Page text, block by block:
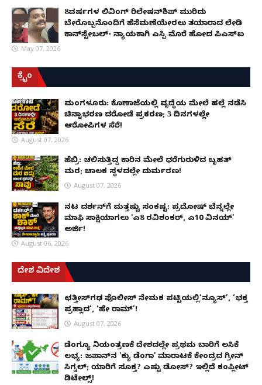
8ವರ್ಷಗಳ ಲಿವಿಂಗ್‌ ರಿಲೇಷನ್‌ಶಿಪ್ ಮುರಿದು
ಬೇರೊಬ್ಬನೊಂದಿಗೆ ಹೆಸೆಮಣೆಯೇರಲು ತಯಾರಾದ ಲೇಡಿ
ಕಾನ್‌ಸ್ಟೇಬಲ್- ನ್ಯಾಯಕ್ಕಾಗಿ ಎಸ್ಪಿ ಮೊರೆ ಹೋದ ಪಿಎಸ್ಐ
May 07, 2026
ಕ್ರೈಂ
ಮಂಗಳೂರು: ಕೊಣಾಜೆಯಲ್ಲಿ ವೃದ್ಧೆಯ ಮೇಲೆ ಹಲ್ಲೆ ನಡೆಸಿ
ಚಿನ್ನಾಭರಣ ದರೋಡೆ ಪ್ರಕರಣ; 3 ದಿನಗಳಲ್ಲೇ
ಆರೋಪಿಗಳ ಸೆರೆ!
August 07, 2026
ಹೆಬ್ರಿ: ಚಲಿಸುತ್ತಿದ್ದ ಕಾರಿನ ಮೇಲೆ ಧರೆಗುರುಳಿದ ಬೃಹತ್
ಮರ; ಚಾಲಕ ಸ್ಥಳದಲ್ಲೇ ದುರ್ಮರಣ!
August 07, 2026
ನಟ ದರ್ಶನ್‌ಗೆ ಮತ್ತಷ್ಟು ಸಂಕಷ್ಟ: ಪ್ರದೋಷ್ ಬೆನ್ನಲ್ಲೇ
ಮಾಫಿ ಸಾಕ್ಷಿಯಾಗಲು 'ಎ8 ರವಿಶಂಕರ್, ಎ10 ವಿನಯ್'
ಅರ್ಜಿ!
August 06, 2026
ದೇಶ ವಿದೇಶ
ಛತ್ತೀಸ್‌ಗಢ ಪೊಲೀಸ್ ನೇಮಕ ಪಟ್ಟಿಯಲ್ಲಿ‘ನ್ಯೂಸ್’, ‘ಭಕ್ತ
ಪ್ರಹ್ಲಾದ’, ‘ಹೇ ರಾಮ್’!
August 07, 2026
ಡೆಂಗ್ಯೂ ನಿಯಂತ್ರಣಕ್ಕೆ ದೇಶದಲ್ಲೇ ಪ್ರಥಮ ಬಾರಿಗೆ ಲಸಿಕೆ
ಲಭ್ಯ: ಜಪಾನ್‌ನ 'ಕ್ಯು ಡೆಂಗಾ' ಮಾರಾಟಕ್ಕೆ ಕೇಂದ್ರದ ಗ್ರೀನ್
ಸಿಗ್ನಲ್; ಯಾರಿಗೆ ಸೂಕ್ತ? ಎಷ್ಟು ಡೋಸ್? ಇಲ್ಲಿದೆ ಕಂಪ್ಲೀಟ್
ಡಿಟೇಲ್ಸ್!